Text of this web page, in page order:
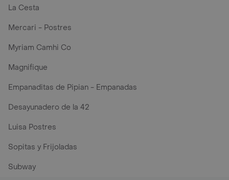
La Cesta
Mercari - Postres
Myriam Camhi Co
Magnifique
Empanaditas de Pipian - Empanadas
Desayunadero de la 42
Luisa Postres
Sopitas y Frijoladas
Subway